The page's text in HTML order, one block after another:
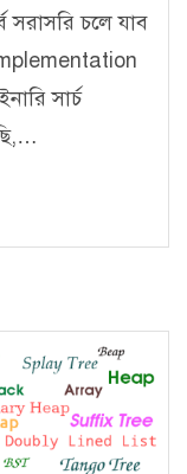
সরাসরি চলে যাব
সার্চ